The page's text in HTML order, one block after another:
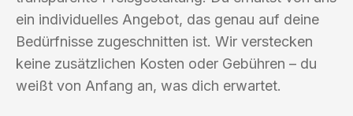
ein individuelles Angebot, das genau auf deine
Bedürfnisse zugeschnitten ist. Wir verstecken
keine zusätzlichen Kosten oder Gebühren – du
weißt von Anfang an, was dich erwartet.